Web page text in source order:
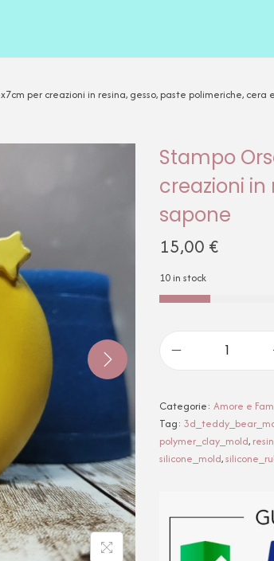
per creazioni in resina, gesso, paste polimeriche, cera
Stampo
creazioni in
sapone
15,00 €
10 in stock
Categorie: Amore e
Tag:
polymer_clay_mold,
silicone_mold,